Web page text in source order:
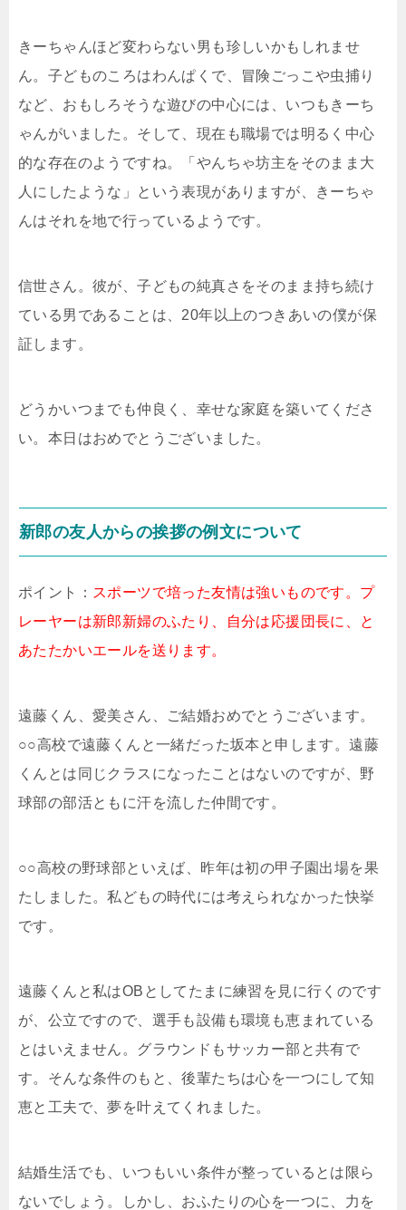
きーちゃんほど変わらない男も珍しいかもしれませ
ん。子どものころはわんぱくで、冒険ごっこや虫捕り
など、おもしろそうな遊びの中心には、いつもきーち
ゃんがいました。そして、現在も職場では明るく中心
的な存在のようですね。「やんちゃ坊主をそのまま大
人にしたような」という表現がありますが、きーちゃ
んはそれを地で行っているようです。
信世さん。彼が、子どもの純真さをそのまま持ち続け
ている男であることは、20年以上のつきあいの僕が保
証します。
どうかいつまでも仲良く、幸せな家庭を築いてくださ
い。本日はおめでとうございました。
新郎の友人からの挨拶の例文について
ポイント： スポーツで培った友情は強いものです。プ
レーヤーは新郎新婦のふたり、自分は応援団長に、と
あたたかいエールを送ります。
遠藤くん、愛美さん、ご結婚おめでとうございます。
○○高校で遠藤くんと一緒だった坂本と申します。遠藤
くんとは同じクラスになったことはないのですが、野
球部の部活ともに汗を流した仲間です。
○○高校の野球部といえば、昨年は初の甲子園出場を果
たしました。私どもの時代には考えられなかった快挙
です。
遠藤くんと私はOBとしてたまに練習を見に行くのです
が、公立ですので、選手も設備も環境も恵まれている
とはいえません。グラウンドもサッカー部と共有で
す。そんな条件のもと、後輩たちは心を一つにして知
恵と工夫で、夢を叶えてくれました。
結婚生活でも、いつもいい条件が整っているとは限ら
ないでしょう。しかし、おふたりの心を一つに、力を